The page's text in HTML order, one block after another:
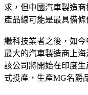
求，但中國汽車製造
產品線可能是最具備
繼科技業者之後，如
最大的汽車製造商上
該公司將開始在印度
式投產，生產MG名爵